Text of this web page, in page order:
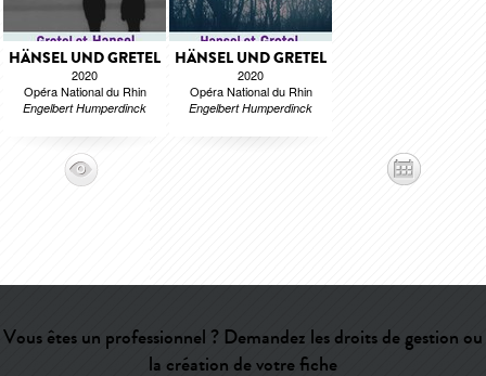
HÄNSEL UND GRETEL
2020
Opéra National du Rhin
Engelbert Humperdinck
HÄNSEL UND GRETEL
2020
Opéra National du Rhin
Engelbert Humperdinck
Vous êtes un professionnel ? Demandez les droits de gestion ou
la création de votre fiche